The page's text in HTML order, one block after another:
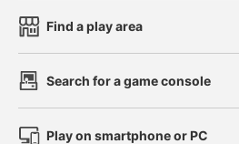
Find a play area
Search for a game console
Play on smartphone or PC